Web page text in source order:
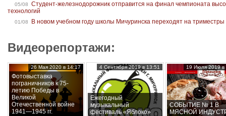
05/08
Студент-железнодорожник отправится на финал чемпионата
технологий
01/08 В новом учебном году школы Мичуринска переходят на триместры
Видеорепортажи:
Фотовыставка
пограничников к 75-
летию Победы в
Великой
Отечественной войне
1941—1945 гг.
26 Мая 2020 в 14:17
Ежегодный
музыкальный
фестиваль «Яблоко»
4 Сентября 2019 в 13:51
СОБЫТИЕ № 1 В
МЯСНОЙ
19 Июля 2019 в